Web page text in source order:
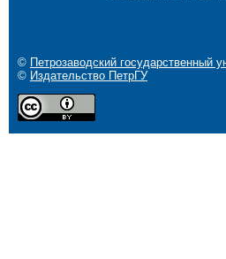
© Петрозаводский государственный
© Издательство ПетрГУ